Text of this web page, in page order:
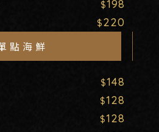
198
220
點海鮮
148
128
128